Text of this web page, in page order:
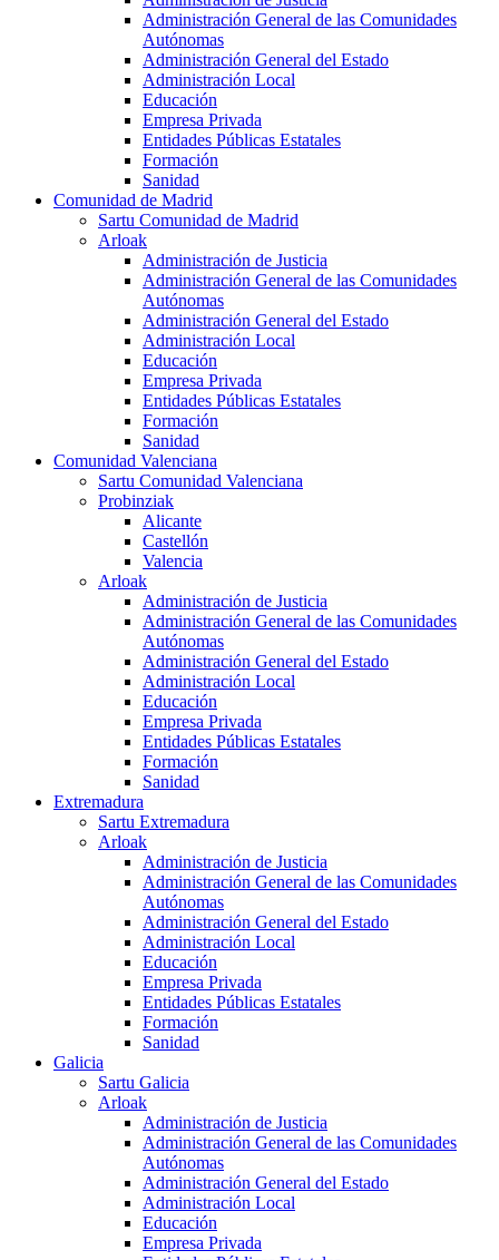
Administración General de las Comunidades
Autónomas
Administración General del Estado
Administración Local
Educación
Empresa Privada
Entidades Públicas Estatales
Formación
Sanidad
Comunidad de Madrid
Sartu Comunidad de Madrid
Arloak
Administración de Justicia
Administración General de las Comunidades
Autónomas
Administración General del Estado
Administración Local
Educación
Empresa Privada
Entidades Públicas Estatales
Formación
Sanidad
Comunidad Valenciana
Sartu Comunidad Valenciana
Probinziak
Alicante
Castellón
Valencia
Arloak
Administración de Justicia
Administración General de las Comunidades
Autónomas
Administración General del Estado
Administración Local
Educación
Empresa Privada
Entidades Públicas Estatales
Formación
Sanidad
Extremadura
Sartu Extremadura
Arloak
Administración de Justicia
Administración General de las Comunidades
Autónomas
Administración General del Estado
Administración Local
Educación
Empresa Privada
Entidades Públicas Estatales
Formación
Sanidad
Galicia
Sartu Galicia
Arloak
Administración de Justicia
Administración General de las Comunidades
Autónomas
Administración General del Estado
Administración Local
Educación
Empresa Privada